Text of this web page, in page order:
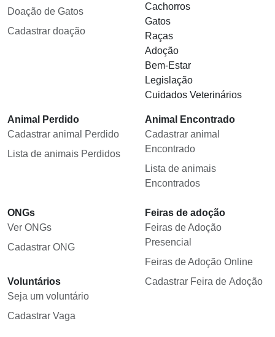
Doação de Gatos
Cadastrar doação
Cachorros
Gatos
Raças
Adoção
Bem-Estar
Legislação
Cuidados Veterinários
Animal Perdido
Cadastrar animal Perdido
Lista de animais Perdidos
Animal Encontrado
Cadastrar animal
Encontrado
Lista de animais
Encontrados
ONGs
Ver ONGs
Cadastrar ONG
Voluntários
Seja um voluntário
Cadastrar Vaga
Feiras de adoção
Feiras de Adoção
Presencial
Feiras de Adoção Online
Cadastrar Feira de Adoção